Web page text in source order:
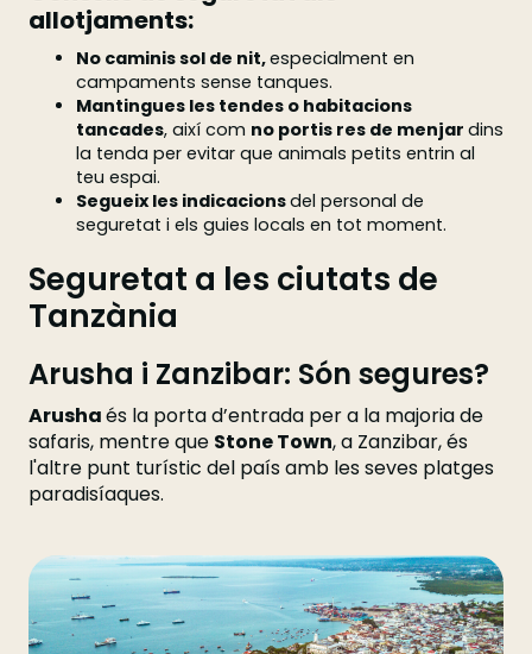
allotjaments:
No caminis sol de nit,especialment en
campaments sense tanques.
Mantingues les tendes o habitacions
tancades, així com no portis res de menjar dins
la tenda per evitar que animals petits entrin al
teu espai.
Segueix les indicacionsdel personal de
seguretat i els guies locals en tot moment.
Seguretat a les ciutats de
Tanzània
Arusha i Zanzibar: Són segures?
Arushaés la porta d’entrada per a la majoria de
safaris, mentre que Stone Town, a Zanzibar, és
l'altre punt turístic del país amb les seves platges
paradisíaques.